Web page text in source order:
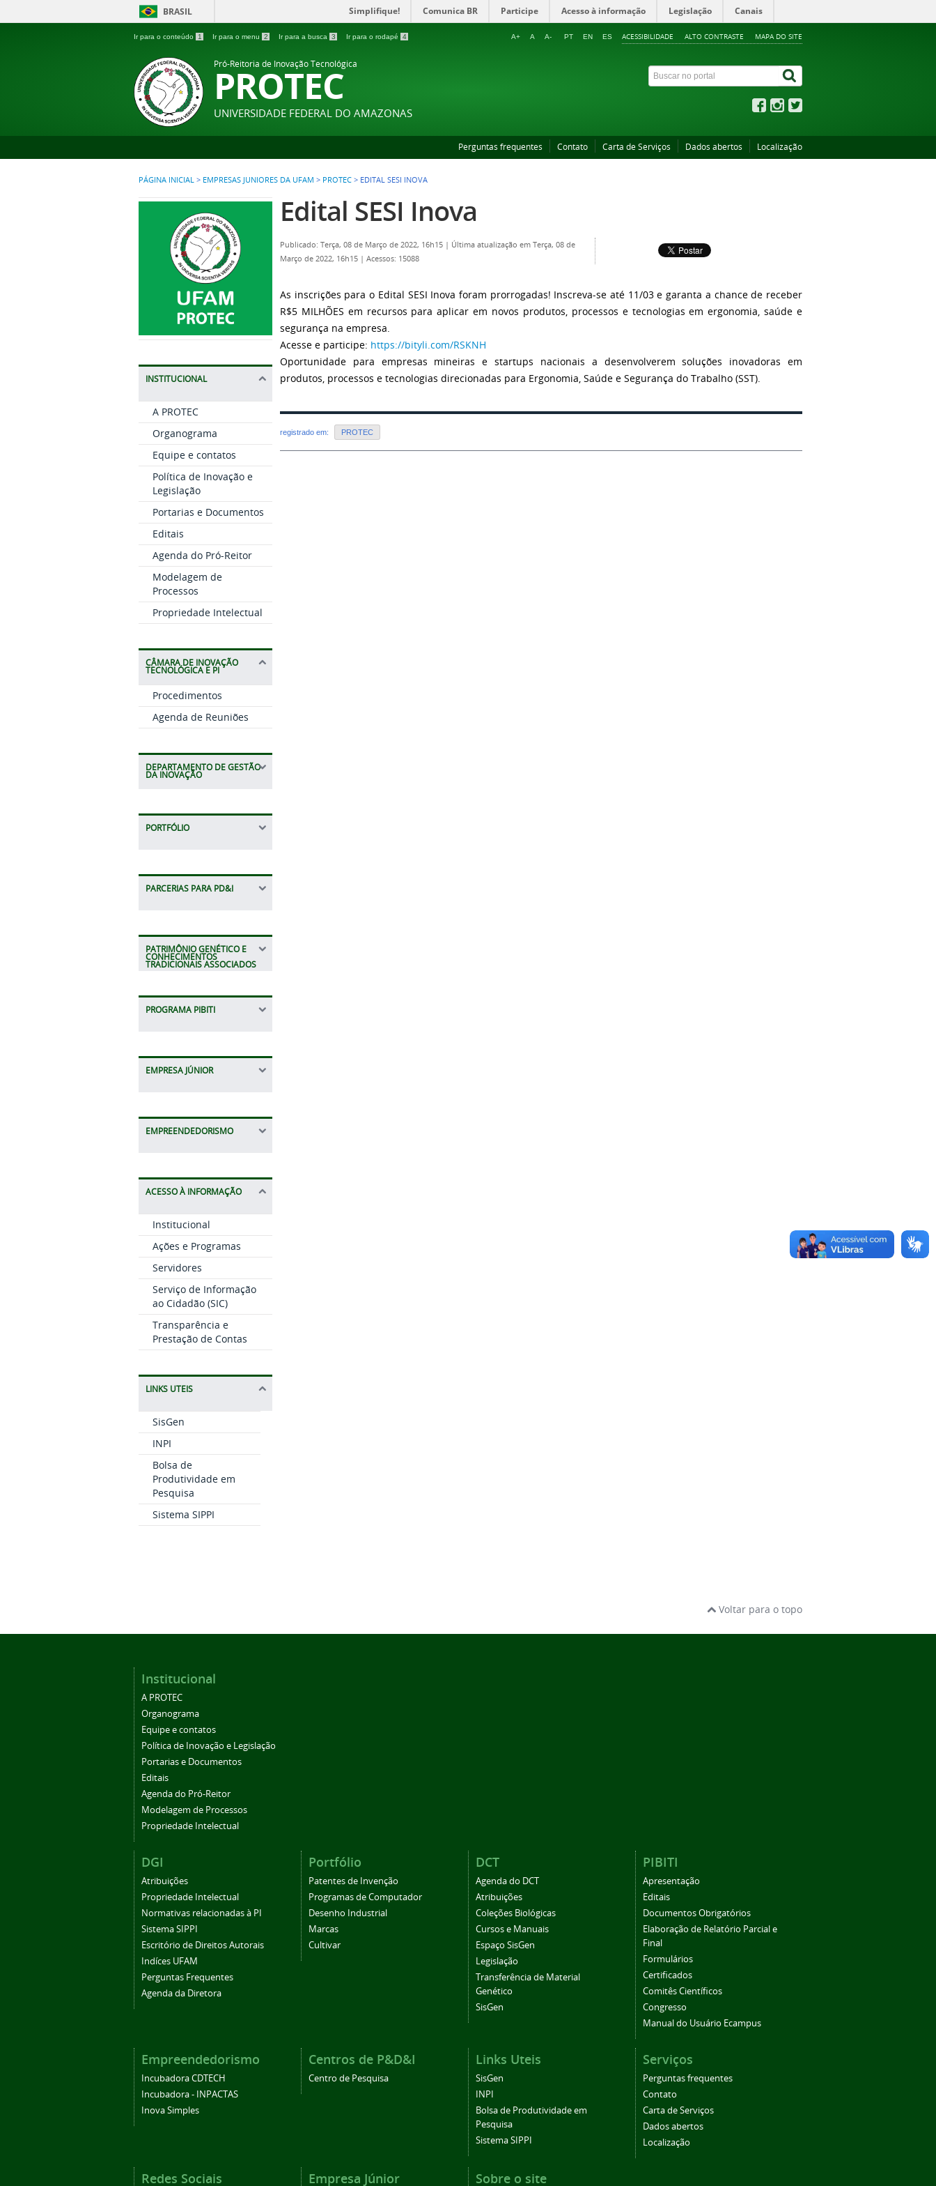
BRASIL Simplifique! Comunica BR Participe Acesso à informação Legislação Canais
Ir para o conteúdo 1 Ir para o menu 2 Ir para a busca 3 Ir para o rodapé 4 ACESSIBILIDADE ALTO CONTRASTE MAPA DO SITE
A+ A A- PT EN ES
Pró-Reitoria de Inovação Tecnológica
PROTEC
UNIVERSIDADE FEDERAL DO AMAZONAS
Perguntas frequentes Contato Carta de Serviços Dados abertos Localização
PÁGINA INICIAL > EMPRESAS JUNIORES DA UFAM > PROTEC > EDITAL SESI INOVA
INSTITUCIONAL
A PROTEC
Organograma
Equipe e contatos
Política de Inovação e
Legislação
Portarias e Documentos
Editais
Agenda do Pró-Reitor
Modelagem de
Processos
Propriedade Intelectual
CÂMARA DE INOVAÇÃO
TECNOLÓGICA E PI
Procedimentos
Agenda de Reuniões
DEPARTAMENTO DE GESTÃO
DA INOVAÇÃO
PORTFÓLIO
PARCERIAS PARA PD&I
PATRIMÔNIO GENÉTICO E
CONHECIMENTOS
TRADICIONAIS ASSOCIADOS
PROGRAMA PIBITI
EMPRESA JÚNIOR
EMPREENDEDORISMO
ACESSO À INFORMAÇÃO
Institucional
Ações e Programas
Servidores
Serviço de Informação
ao Cidadão (SIC)
Transparência e
Prestação de Contas
LINKS UTEIS
SisGen
INPI
Bolsa de
Produtividade em
Pesquisa
Sistema SIPPI
Edital SESI Inova
Publicado: Terça, 08 de Março de 2022, 16h15 | Última atualização em Terça, 08 de
Março de 2022, 16h15 | Acessos: 15088
As inscrições para o Edital SESI Inova foram prorrogadas! Inscreva-se até 11/03 e garanta a chance de receber
R$5 MILHÕES em recursos para aplicar em novos produtos, processos e tecnologias em ergonomia, saúde e
segurança na empresa.
Acesse e participe: https://bityli.com/RSKNH
Oportunidade para empresas mineiras e startups nacionais a desenvolverem soluções inovadoras em
produtos, processos e tecnologias direcionadas para Ergonomia, Saúde e Segurança do Trabalho (SST).
registrado em: PROTEC
Voltar para o topo
Institucional
A PROTEC
Organograma
Equipe e contatos
Política de Inovação e Legislação
Portarias e Documentos
Editais
Agenda do Pró-Reitor
Modelagem de Processos
Propriedade Intelectual
DGI
Atribuições
Propriedade Intelectual
Normativas relacionadas à PI
Sistema SIPPI
Escritório de Direitos Autorais
Indíces UFAM
Perguntas Frequentes
Agenda da Diretora
Portfólio
Patentes de Invenção
Programas de Computador
Desenho Industrial
Marcas
Cultivar
DCT
Agenda do DCT
Atribuições
Coleções Biológicas
Cursos e Manuais
Espaço SisGen
Legislação
Transferência de Material
Genético
SisGen
PIBITI
Apresentação
Editais
Documentos Obrigatórios
Elaboração de Relatório Parcial e
Final
Formulários
Certificados
Comitês Científicos
Congresso
Manual do Usuário Ecampus
Empreendedorismo
Incubadora CDTECH
Incubadora - INPACTAS
Inova Simples
Centros de P&D&I
Centro de Pesquisa
Links Uteis
SisGen
INPI
Bolsa de Produtividade em
Pesquisa
Sistema SIPPI
Serviços
Perguntas frequentes
Contato
Carta de Serviços
Dados abertos
Localização
Redes Sociais Empresa Júnior Sobre o site